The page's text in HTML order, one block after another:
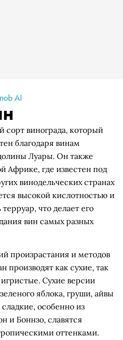
AI
винограда, который
благодаря винам
Луары. Он также
Африке, где известен под
винодельческих странах
высокой кислотностью и
что делает его
вин самых разных
произрастания и методов
производят как сухие, так
Сухие версии
яблока, груши, айвы
особенно из
и Боннзо, славятся
оттенками.